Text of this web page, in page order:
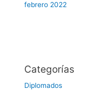
febrero 2022
Categorías
Diplomados